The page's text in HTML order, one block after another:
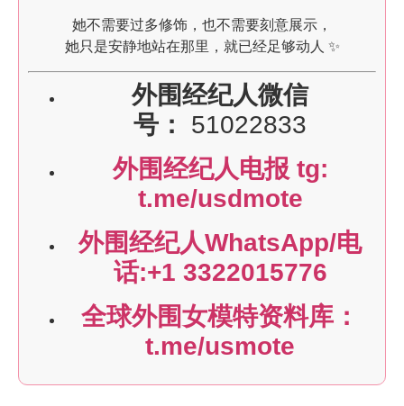
她不需要过多修饰，也不需要刻意展示，
她只是安静地站在那里，就已经足够动人 ✨
外围经纪人微信
号：
51022833
外围经纪人电报 tg:
t.me/usdmote
外围经纪人WhatsApp/电
话:+1 3322015776
全球外围女模特资料库：
t.me/usmote